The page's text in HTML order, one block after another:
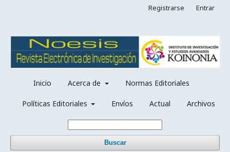
Inicio Acerca de Normas Editoriales
Políticas Editoriales Envíos Actual Archivos
Buscar
Registrarse Entrar